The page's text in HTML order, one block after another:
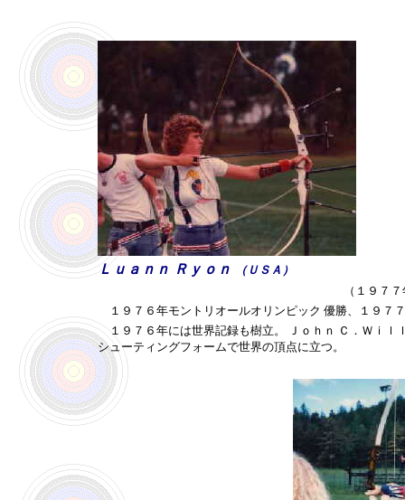
Ｌｕａｎｎ Ｒｙｏｎ
（ＵＳＡ）
（１９７
１９７６年モントリオールオリンピック 優勝、１９７
１９７６年には世界記録も樹立。 Ｊｏｈｎ Ｃ．Ｗｉｌ
シューティングフォームで世界の頂点に立つ。